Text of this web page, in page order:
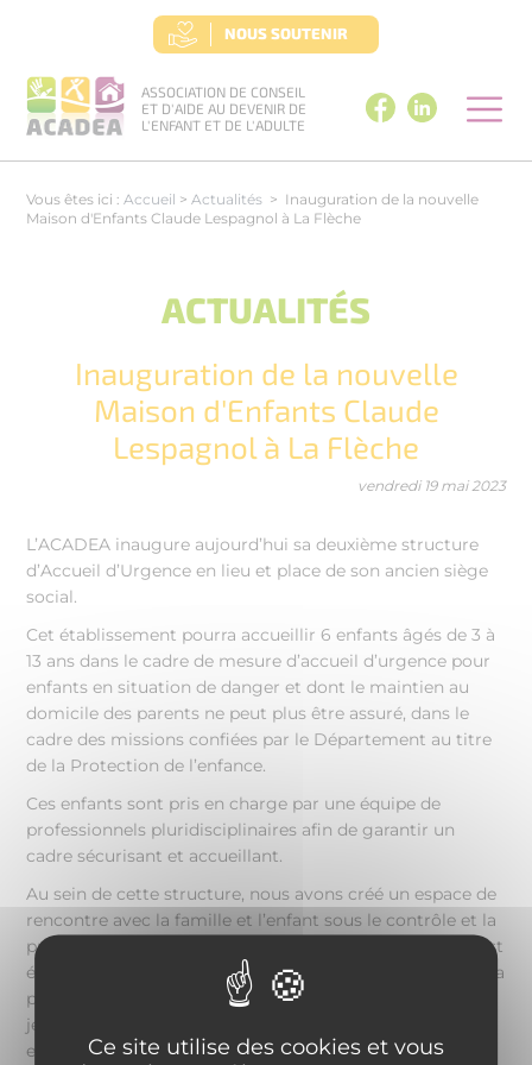
ASSOCIATION DE CONSEIL
ET D'AIDE AU DEVENIR DE
L'ENFANT ET DE L'ADULTE
NOUS SOUTENIR
Vous êtes ici : Accueil > Actualités > Inauguration de la nouvelle
Maison d'Enfants Claude Lespagnol à La Flèche
ACTUALITÉS
Inauguration de la nouvelle
Maison d'Enfants Claude
Lespagnol à La Flèche
vendredi 19 mai 2023
L’ACADEA inaugure aujourd’hui sa deuxième structure
d’Accueil d’Urgence en lieu et place de son ancien siège
social.
Cet établissement pourra accueillir 6 enfants âgés de 3 à
13 ans dans le cadre de mesure d’accueil d’urgence pour
enfants en situation de danger et dont le maintien au
domicile des parents ne peut plus être assuré, dans le
cadre des missions confiées par le Département au titre
de la Protection de l’enfance.
Ces enfants sont pris en charge par une équipe de
professionnels pluridisciplinaires afin de garantir un
cadre sécurisant et accueillant.
Au sein de cette structure, nous avons créé un espace de
rencontre avec la famille et l’enfant sous le contrôle et la
présence d’un professionnel. Ce lieu d’accueil apaisant est
élaboré comme une maison où chaque enfant possède sa
propre chambre, avec un coin salon télé, un espace de
jeux, une cuisine et salle de repas. Deux salles de douche
et toilettes complètent cette maisonnée. Un grand
Ce site utilise des cookies et vous